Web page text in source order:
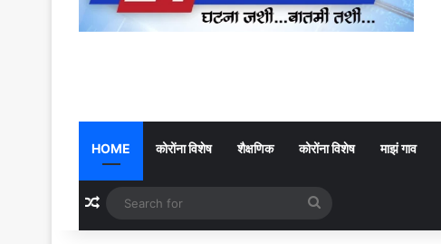
HOME कोरोंना विशेष शैक्षणिक कोरोंना विशेष माझं गाव
Random Article
for